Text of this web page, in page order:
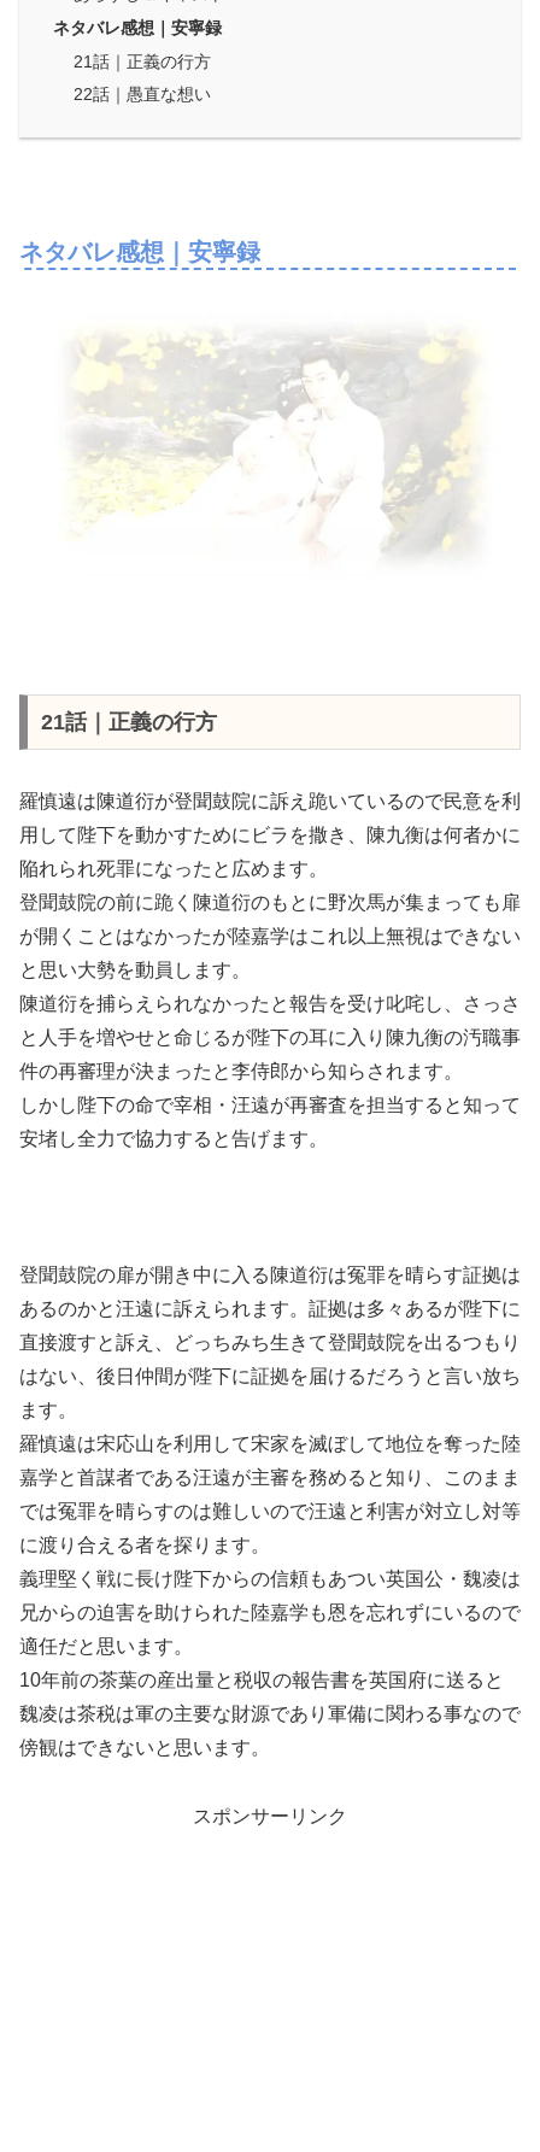
ネタバレ感想｜安寧録
21話｜正義の行方
22話｜愚直な想い
ネタバレ感想｜安寧録
21話｜正義の行方
羅慎遠は陳道衍が登聞鼓院に訴え跪いているので民意を利
用して陛下を動かすためにビラを撒き、陳九衡は何者かに
陥れられ死罪になったと広めます。
登聞鼓院の前に跪く陳道衍のもとに野次馬が集まっても扉
が開くことはなかったが陸嘉学はこれ以上無視はできない
と思い大勢を動員します。
陳道衍を捕らえられなかったと報告を受け叱咤し、さっさ
と人手を増やせと命じるが陛下の耳に入り陳九衡の汚職事
件の再審理が決まったと李侍郎から知らされます。
しかし陛下の命で宰相・汪遠が再審査を担当すると知って
安堵し全力で協力すると告げます。
登聞鼓院の扉が開き中に入る陳道衍は冤罪を晴らす証拠は
あるのかと汪遠に訴えられます。証拠は多々あるが陛下に
直接渡すと訴え、どっちみち生きて登聞鼓院を出るつもり
はない、後日仲間が陛下に証拠を届けるだろうと言い放ち
ます。
羅慎遠は宋応山を利用して宋家を滅ぼして地位を奪った陸
嘉学と首謀者である汪遠が主審を務めると知り、このまま
では冤罪を晴らすのは難しいので汪遠と利害が対立し対等
に渡り合える者を探ります。
義理堅く戦に長け陛下からの信頼もあつい英国公・魏凌は
兄からの迫害を助けられた陸嘉学も恩を忘れずにいるので
適任だと思います。
10年前の茶葉の産出量と税収の報告書を英国府に送ると
魏凌は茶税は軍の主要な財源であり軍備に関わる事なので
傍観はできないと思います。
スポンサーリンク